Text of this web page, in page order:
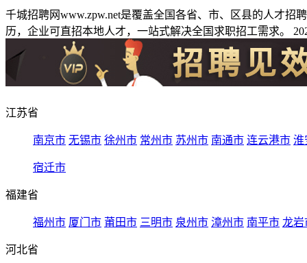
千城招聘网www.zpw.net是覆盖全国各省、市、区县的人才
历，企业可直招本地人才，一站式解决全国求职招工需求。
江苏省
南京市 无锡市 徐州市 常州市 苏州市 南通市 连云港市 淮
宿迁市
福建省
福州市 厦门市 莆田市 三明市 泉州市 漳州市 南平市 龙岩
河北省